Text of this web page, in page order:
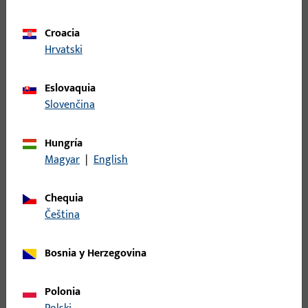
futuro.
Puertas elevables y correderas de
madera
GU-930 la primera solución mundial para puertas
elevables y correderas de madera.
Croacia
Hrvatski
Eslovaquia
Slovenčina
Hungría
Magyar | English
Chequia
čeština
Bosnia y Herzegovina
Polonia